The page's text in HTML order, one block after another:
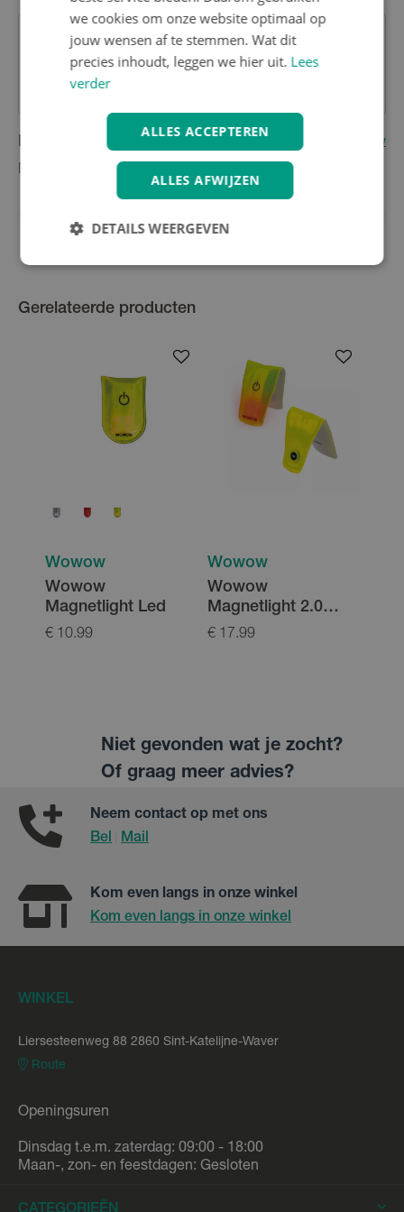
Heb je nog vragen over dit product?
Contacteer onze klantenservice
Reviews Schrijf eerste review
Nog geen reviews
Gerelateerde producten
Wowow
Wowow
Magnetlight Led
€ 10.99
Wowow
Wowow
Magnetlight 2.0
USB
€ 17.99
Niet gevonden wat je zocht?
Of graag meer advies?
Neem contact op met ons
Bel
Mail
Kom even langs in onze winkel
Kom even langs in onze winkel
WINKEL
Liersesteenweg 88 2860 Sint-Katelijne-Waver
Route
Openingsuren
Dinsdag t.e.m. zaterdag: 09:00 - 18:00
Maan-, zon- en feestdagen: Gesloten
we cookies om onze website optimaal op
jouw wensen af te stemmen. Wat dit
precies inhoudt, leggen we hier uit. Lees
verder
ALLES ACCEPTEREN
ALLES AFWIJZEN
DETAILS WEERGEVEN